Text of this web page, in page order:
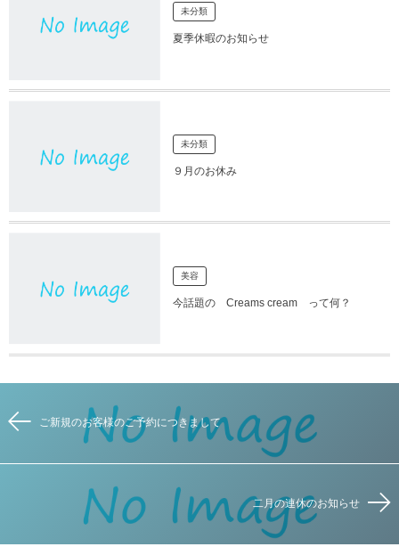
未分類
夏季休暇のお知らせ
未分類
９月のお休み
美容
今話題の Creams cream って何？
ご新規のお客様のご予約につきまして
二月の連休のお知らせ